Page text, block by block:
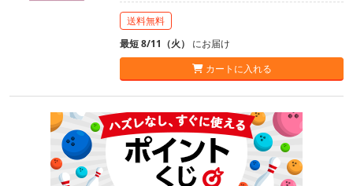
送料無料
最短 8/11（火） にお届け
カートに入れる